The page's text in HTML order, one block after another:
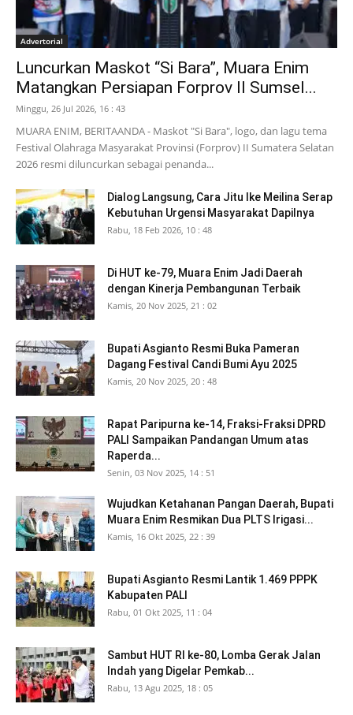
Advertorial
Luncurkan Maskot “Si Bara”, Muara Enim
Matangkan Persiapan Forprov II Sumsel...
Minggu, 26 Jul 2026, 16 : 43
MUARA ENIM, BERITAANDA - Maskot "Si Bara", logo, dan lagu tema
Festival Olahraga Masyarakat Provinsi (Forprov) II Sumatera Selatan
2026 resmi diluncurkan sebagai penanda...
Dialog Langsung, Cara Jitu Ike Meilina Serap
Kebutuhan Urgensi Masyarakat Dapilnya
Rabu, 18 Feb 2026, 10 : 48
Di HUT ke-79, Muara Enim Jadi Daerah
dengan Kinerja Pembangunan Terbaik
Kamis, 20 Nov 2025, 21 : 02
Bupati Asgianto Resmi Buka Pameran
Dagang Festival Candi Bumi Ayu 2025
Kamis, 20 Nov 2025, 20 : 48
Rapat Paripurna ke-14, Fraksi-Fraksi DPRD
PALI Sampaikan Pandangan Umum atas
Raperda...
Senin, 03 Nov 2025, 14 : 51
Wujudkan Ketahanan Pangan Daerah, Bupati
Muara Enim Resmikan Dua PLTS Irigasi...
Kamis, 16 Okt 2025, 22 : 39
Bupati Asgianto Resmi Lantik 1.469 PPPK
Kabupaten PALI
Rabu, 01 Okt 2025, 11 : 04
Sambut HUT RI ke-80, Lomba Gerak Jalan
Indah yang Digelar Pemkab...
Rabu, 13 Agu 2025, 18 : 05